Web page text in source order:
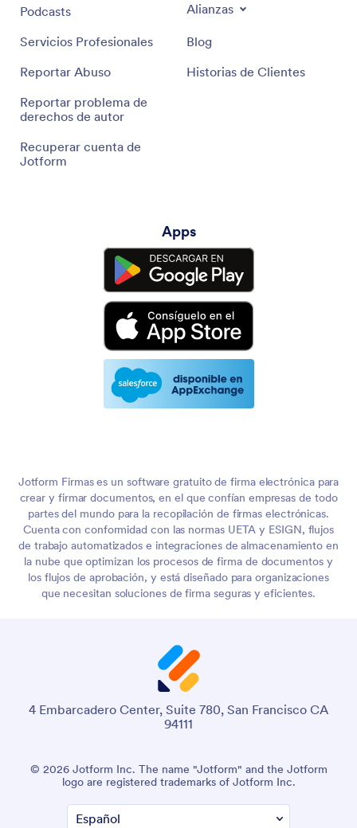
Podcasts
Servicios Profesionales
Reportar Abuso
Reportar problema de
derechos de autor
Recuperar cuenta de
Jotform
Alianzas
Blog
Historias de Clientes
Apps
Jotform Firmas es un software gratuito de firma electrónica para
crear y firmar documentos, en el que confían empresas de todo
partes del mundo para la recopilación de firmas electrónicas.
Cuenta con conformidad con las normas UETA y ESIGN, flujos
de trabajo automatizados e integraciones de almacenamiento en
la nube que optimizan los procesos de firma de documentos y
los flujos de aprobación, y está diseñado para organizaciones
que necesitan soluciones de firma seguras y eficientes.
4 Embarcadero Center, Suite 780, San Francisco CA
94111
© 2026 Jotform Inc. The name "Jotform" and the Jotform
logo are registered trademarks of Jotform Inc.